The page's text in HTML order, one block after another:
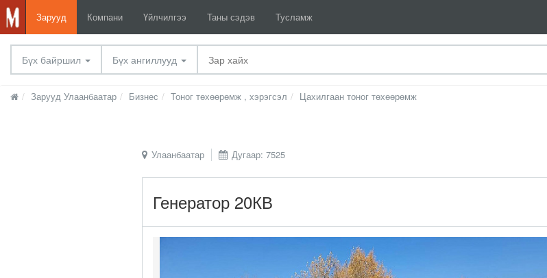
Зарууд Компани Үйлчилгээ Таны сэдэв Тусламж
Бүх байршил Бүх ангиллууд
Зарууд Улаанбаатар Бизнес Тоног төхөөрөмж , хэрэгсэл Цахилгаан тоног төхөөрөмж
Улаанбаатар Дугаар: 7525
Генератор 20КВ